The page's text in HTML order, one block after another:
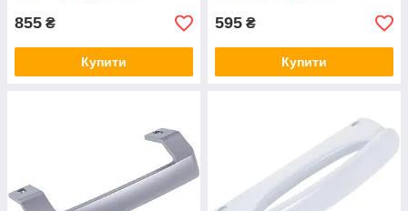
855 ₴
Купити
595 ₴
Купити